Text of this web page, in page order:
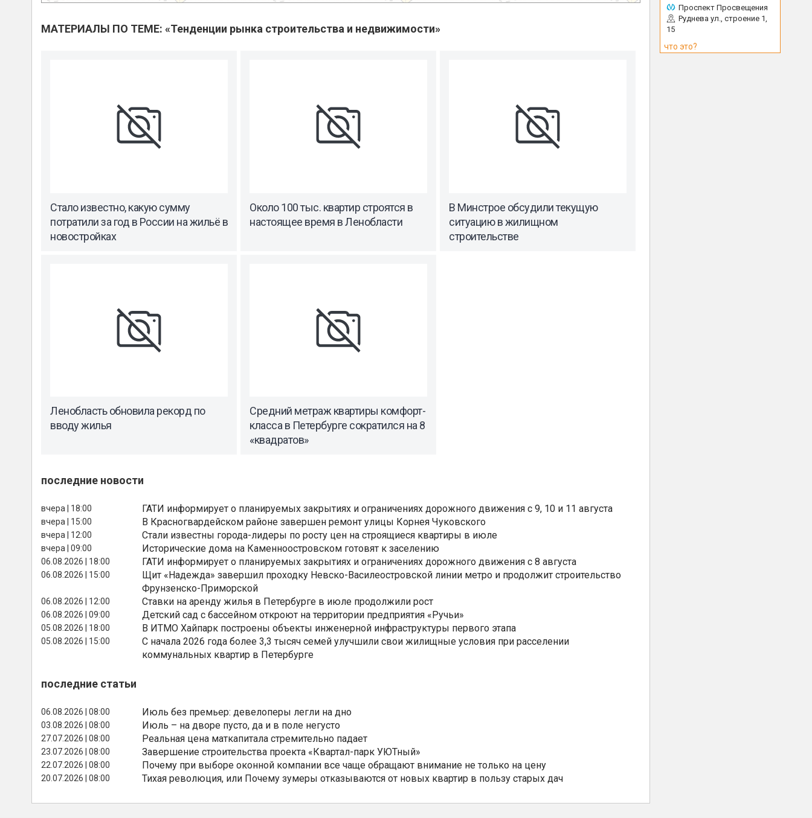
МАТЕРИАЛЫ ПО ТЕМЕ: «Тенденции рынка строительства и недвижимости»
Стало известно, какую сумму
потратили за год в России на жильё в
новостройках
Около 100 тыс. квартир строятся в
настоящее время в Ленобласти
В Минстрое обсудили текущую
ситуацию в жилищном
строительстве
Ленобласть обновила рекорд по
вводу жилья
Средний метраж квартиры комфорт-
класса в Петербурге сократился на 8
«квадратов»
последние новости
вчера | 18:00 ГАТИ информирует о планируемых закрытиях и ограничениях дорожного движения с 9, 10 и 11 августа
вчера | 15:00 В Красногвардейском районе завершен ремонт улицы Корнея Чуковского
вчера | 12:00 Стали известны города-лидеры по росту цен на строящиеся квартиры в июле
вчера | 09:00 Исторические дома на Каменноостровском готовят к заселению
06.08.2026 | 18:00 ГАТИ информирует о планируемых закрытиях и ограничениях дорожного движения с 8 августа
06.08.2026 | 15:00
Щит «Надежда» завершил проходку Невско-Василеостровской линии метро и продолжит строительство
Фрунзенско-Приморской
06.08.2026 | 12:00 Ставки на аренду жилья в Петербурге в июле продолжили рост
06.08.2026 | 09:00 Детский сад с бассейном откроют на территории предприятия «Ручьи»
05.08.2026 | 18:00 В ИТМО Хайпарк построены объекты инженерной инфраструктуры первого этапа
05.08.2026 | 15:00
С начала 2026 года более 3,3 тысяч семей улучшили свои жилищные условия при расселении
коммунальных квартир в Петербурге
последние статьи
06.08.2026 | 08:00 Июль без премьер: девелоперы легли на дно
03.08.2026 | 08:00 Июль – на дворе пусто, да и в поле негусто
27.07.2026 | 08:00 Реальная цена маткапитала стремительно падает
23.07.2026 | 08:00 Завершение строительства проекта «Квартал-парк УЮТный»
22.07.2026 | 08:00 Почему при выборе оконной компании все чаще обращают внимание не только на цену
20.07.2026 | 08:00 Тихая революция, или Почему зумеры отказываются от новых квартир в пользу старых дач
Проспект Просвещения
Руднева ул., строение 1,
15
что это?